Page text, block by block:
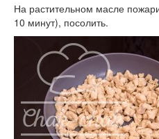
На растительном масле
10 минут), посолить.